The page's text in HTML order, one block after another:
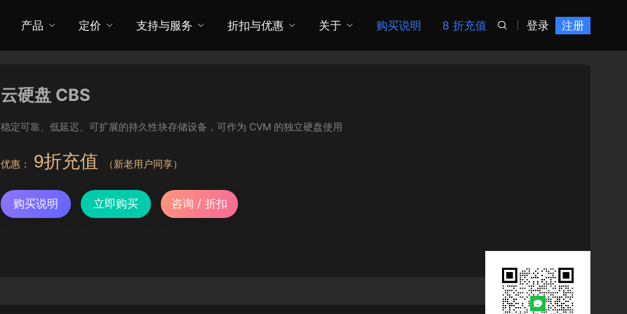
登录 注册

产品 定价 支持与服务 折扣与优惠 关于 购买说明 8 折充值
云硬盘 CBS
稳定可靠、低延迟、可扩展的持久性块存储设备，可作为 CVM 的独立硬盘使用
优惠： 9折充值 （新老用户同享）
购买说明 立即购买 咨询 / 折扣